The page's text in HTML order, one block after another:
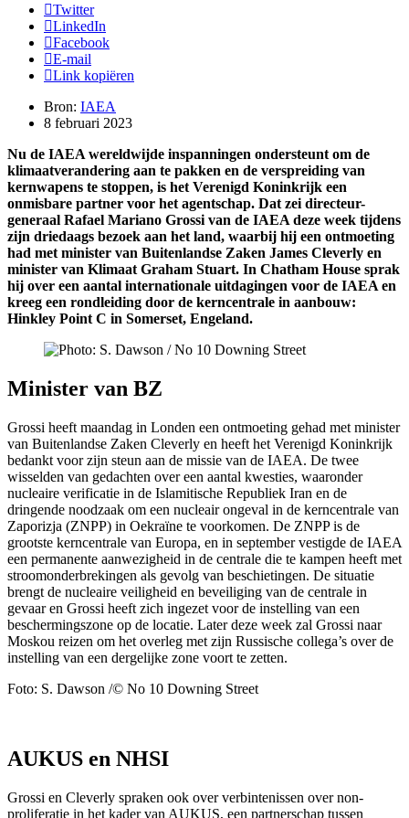
Twitter
LinkedIn
Facebook
E-mail
Link kopiëren
Bron: IAEA
8 februari 2023
Nu de IAEA wereldwijde inspanningen ondersteunt om de
klimaatverandering aan te pakken en de verspreiding van
kernwapens te stoppen, is het Verenigd Koninkrijk een
onmisbare partner voor het agentschap. Dat zei directeur-
generaal Rafael Mariano Grossi van de IAEA deze week tijdens
zijn driedaags bezoek aan het land, waarbij hij een ontmoeting
had met minister van Buitenlandse Zaken James Cleverly en
minister van Klimaat Graham Stuart. In Chatham House sprak
hij over een aantal internationale uitdagingen voor de IAEA en
kreeg een rondleiding door de kerncentrale in aanbouw:
Hinkley Point C in Somerset, Engeland.
Minister van BZ
Grossi heeft maandag in Londen een ontmoeting gehad met minister
van Buitenlandse Zaken Cleverly en heeft het Verenigd Koninkrijk
bedankt voor zijn steun aan de missie van de IAEA. De twee
wisselden van gedachten over een aantal kwesties, waaronder
nucleaire verificatie in de Islamitische Republiek Iran en de
dringende noodzaak om een nucleair ongeval in de kerncentrale van
Zaporizja (ZNPP) in Oekraïne te voorkomen. De ZNPP is de
grootste kerncentrale van Europa, en in september vestigde de IAEA
een permanente aanwezigheid in de centrale die te kampen heeft met
stroomonderbrekingen als gevolg van beschietingen. De situatie
brengt de nucleaire veiligheid en beveiliging van de centrale in
gevaar en Grossi heeft zich ingezet voor de instelling van een
beschermingszone op de locatie. Later deze week zal Grossi naar
Moskou reizen om het overleg met zijn Russische collega’s over de
instelling van een dergelijke zone voort te zetten.
Foto: S. Dawson /© No 10 Downing Street
AUKUS en NHSI
Grossi en Cleverly spraken ook over verbintenissen over non-
proliferatie in het kader van AUKUS, een partnerschap tussen